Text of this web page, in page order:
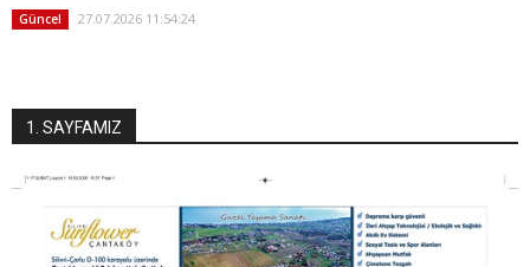
Güncel 27.07.2026 11:54:24
1. SAYFAMIZ